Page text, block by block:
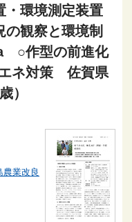
環境測定装置
観察と環境制
○作型の前進化
ネ対策 佐賀県
）
農業改良